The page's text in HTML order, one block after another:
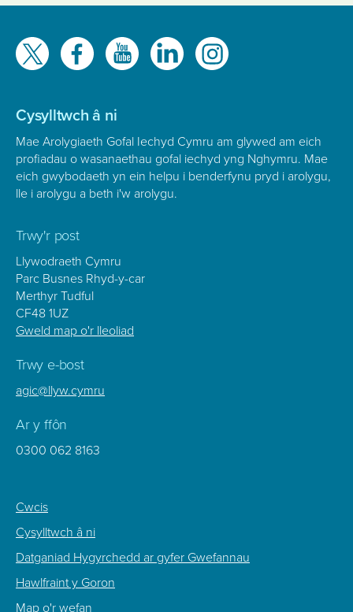
Gwelwch
ni
Cysylltwch â ni
Mae Arolygiaeth Gofal Iechyd Cymru am glywed am eich
profiadau o wasanaethau gofal iechyd yng Nghymru. Mae
eich gwybodaeth yn ein helpu i benderfynu pryd i arolygu,
lle i arolygu a beth i'w arolygu.
Trwy'r post
Llywodraeth Cymru
Parc Busnes Rhyd-y-car
Merthyr Tudful
CF48 1UZ
Gweld map o'r lleoliad
Trwy e-bost
agic@llyw.cymru
Ar y ffôn
0300 062 8163
Footer
Sub
Menu
Cwcis
Cysylltwch â ni
Datganiad Hygyrchedd ar gyfer Gwefannau
Hawlfraint y Goron
Map o'r wefan